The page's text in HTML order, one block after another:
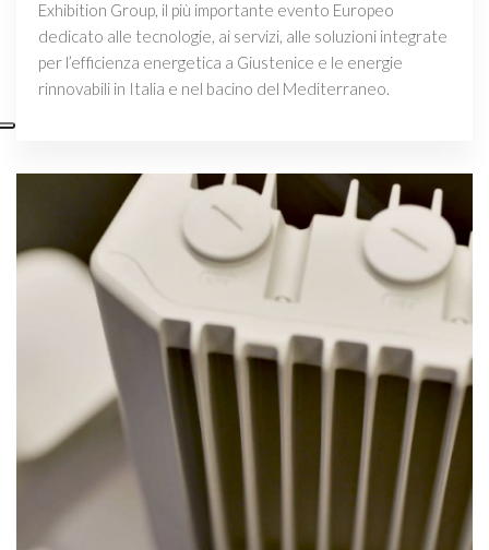
Exhibition Group, il più importante evento Europeo
dedicato alle tecnologie, ai servizi, alle soluzioni integrate
per l’efficienza energetica a Giustenice e le energie
rinnovabili in Italia e nel bacino del Mediterraneo.